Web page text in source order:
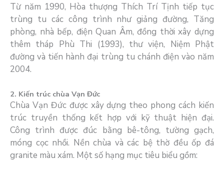
Từ năm 1990, Hòa thượng Thích Trí Tịnh tiếp tục
trùng tu các công trình như giảng đường, Tăng
phòng, nhà bếp, điện Quan Âm, đồng thời xây dựng
thêm tháp Phù Thi (1993), thư viện, Niệm Phật
đường và tiến hành đại trùng tu chánh điện vào năm
2004.
2. Kiến trúc chùa Vạn Đức
Chùa Vạn Đức được xây dựng theo phong cách kiến
trúc truyền thống kết hợp với kỹ thuật hiện đại.
Công trình được đúc bằng bê-tông, tường gạch,
móng cọc nhồi. Nền chùa và các bệ thờ đều ốp đá
granite màu xám. Một số hạng mục tiêu biểu gồm: